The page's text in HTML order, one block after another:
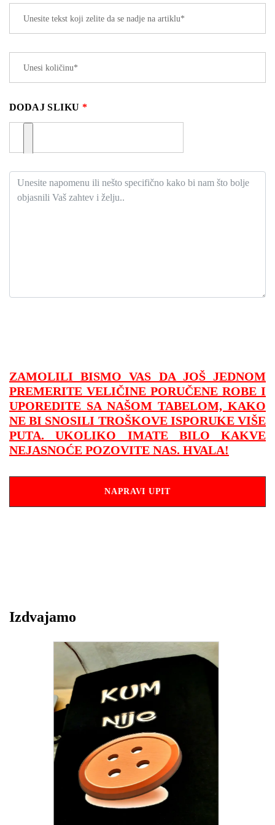
DODAJ SLIKU *
ZAMOLILI BISMO VAS DA JOŠ JEDNOM
PREMERITE VELIČINE PORUČENE ROBE I
UPOREDITE SA NAŠOM TABELOM, KAKO
NE BI SNOSILI TROŠKOVE ISPORUKE VIŠE
PUTA. UKOLIKO IMATE BILO KAKVE
NEJASNOĆE POZOVITE NAS. HVALA!
NAPRAVI UPIT
Izdvajamo